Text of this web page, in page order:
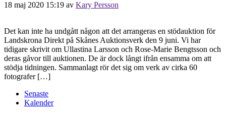
18 maj 2020 15:19 av Kary Persson
Det kan inte ha undgått någon att det arrangeras en stödauktion för
Landskrona Direkt på Skånes Auktionsverk den 9 juni. Vi har
tidigare skrivit om Ullastina Larsson och Rose-Marie Bengtsson och
deras gåvor till auktionen. De är dock långt ifrån ensamma om att
stödja tidningen. Sammanlagt rör det sig om verk av cirka 60
fotografer […]
Senaste
Kalender